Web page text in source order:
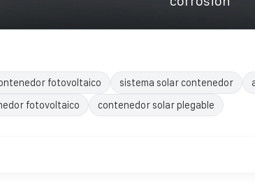
fotovoltaico sistema solar contenedor
fotovoltaico
contenedor solar plegable